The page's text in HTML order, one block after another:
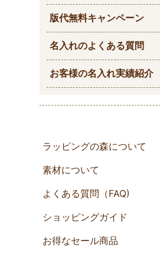
版代無料キャンペーン
名入れのよくある質問
お客様の名入れ実績紹介
ラッピングの森について
素材について
よくある質問（FAQ)
ショッピングガイド
お得なセール商品